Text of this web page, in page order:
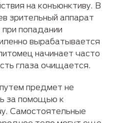
на конъюнктиву. В
зрительный аппарат
попадании
вырабатывается
начинает часто
глаза очищается.
предмет не
за помощью к
Самостоятельные